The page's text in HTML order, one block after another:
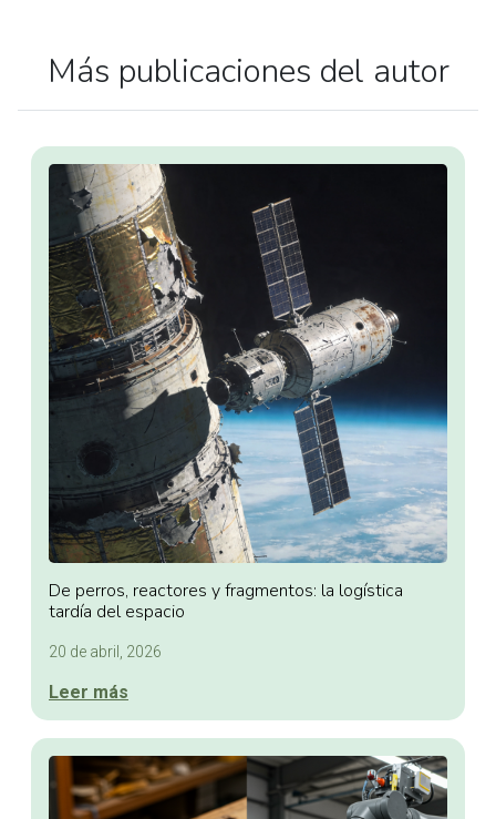
Más publicaciones del autor
De perros, reactores y fragmentos: la logística
tardía del espacio
20 de abril, 2026
Leer más